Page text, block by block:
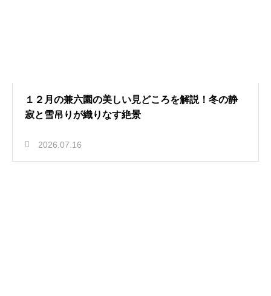
１２月の兼六園の美しい見どころを解説！冬の静
寂と雪吊りが織りなす絶景
2026.07.16